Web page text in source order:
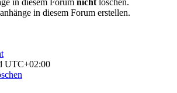
in diesem Forum erstellen.
UTC+02:00